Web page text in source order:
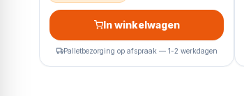
In winkelwagen
Palletbezorging op afspraak — 1-2 werkdagen